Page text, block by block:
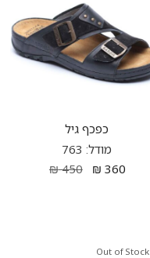
כפכף גיל
מודל: 763
₪ 360
₪450
Out of Stock